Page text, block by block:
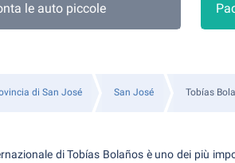
le auto piccole
di San José San José Tobías
di Tobías Bolaños è uno dei più